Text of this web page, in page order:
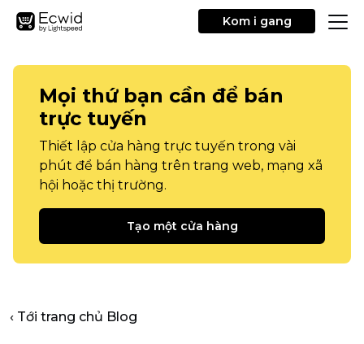
Kom i gang
Mọi thứ bạn cần để bán
trực tuyến
Thiết lập cửa hàng trực tuyến trong vài
phút để bán hàng trên trang web, mạng xã
hội hoặc thị trường.
Tạo một cửa hàng
‹ Tới trang chủ Blog